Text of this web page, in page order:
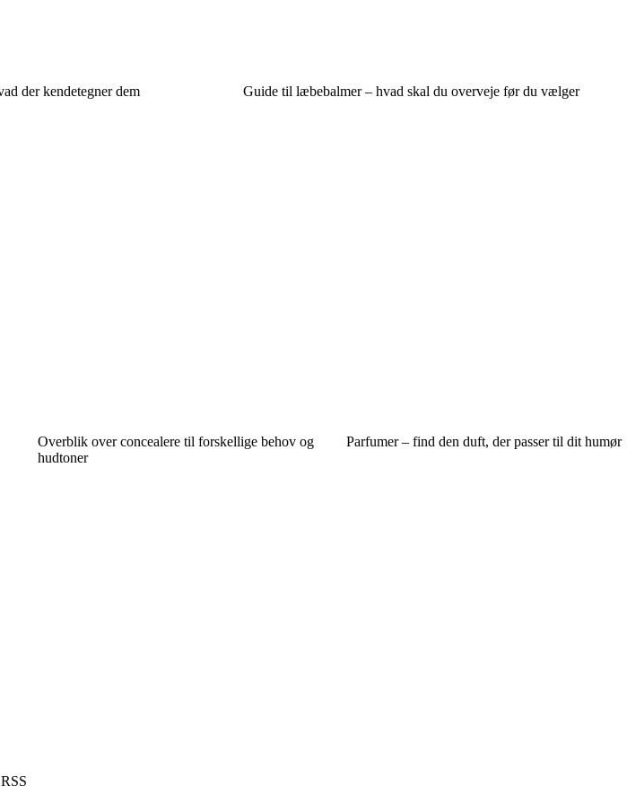
der kendetegner dem Guide til læbebalmer – hvad skal du overveje før du vælger
Overblik over concealere til forskellige behov og
hudtoner
Parfumer – find den duft, der passer til dit humør
RSS